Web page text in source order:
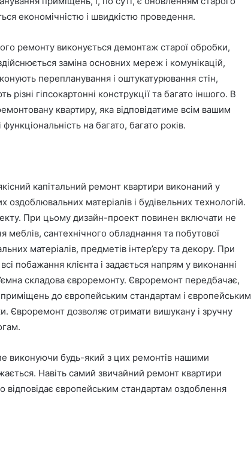
економічністю і швидкістю проведення.
ремонту виконується демонтаж старої обробки,
заміна основних мереж і комунікацій,
перепланування і оштукатурювання стін,
різні гіпсокартонні конструкції та багато іншого. В
квартиру, яка відповідатиме всім вашим
на багато, багато років.
капітальний ремонт квартири виконаний у
матеріалів і будівельних технологій.
При цьому дизайн-проект повинен включати не
меблів, сантехнічного обладнання та побутової
матеріалів, предметів інтер’єру та декору. При
побажання клієнта і задається напрям у виконанні
складова євроремонту. Євроремонт передбачає,
до європейським стандартам і європейським
Євроремонт дозволяє отримати вишукану і зручну
виконуючи будь-який з цих ремонтів нашими
Навіть самий звичайний ремонт квартири
відповідає європейським стандартам оздоблення